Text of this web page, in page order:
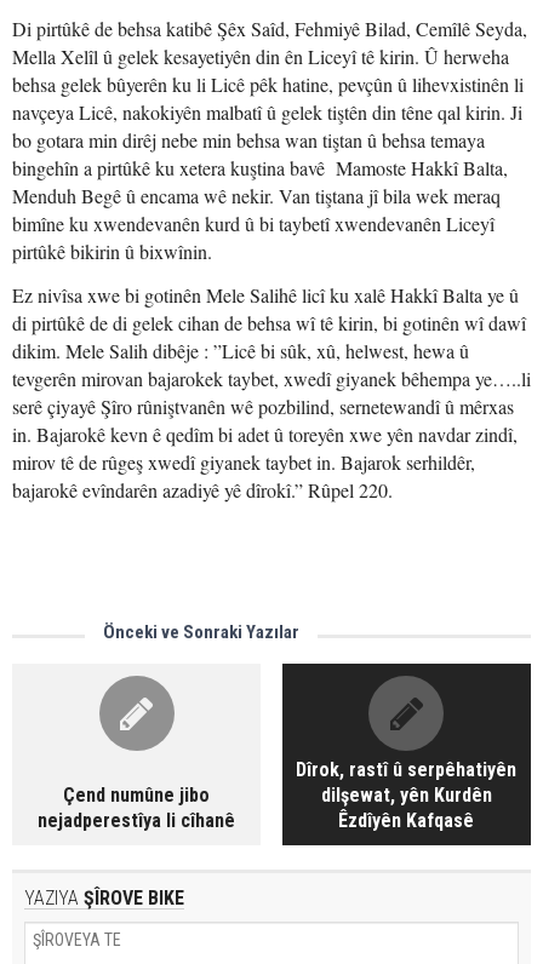
Di pirtûkê de behsa katibê Şêx Saîd, Fehmiyê Bilad, Cemîlê Seyda,
Mella Xelîl û gelek kesayetiyên din ên Liceyî tê kirin. Û herweha
behsa gelek bûyerên ku li Licê pêk hatine, pevçûn û lihevxistinên li
navçeya Licê, nakokiyên malbatî û gelek tiştên din têne qal kirin. Ji
bo gotara min dirêj nebe min behsa wan tiştan û behsa temaya
bingehîn a pirtûkê ku xetera kuştina bavê Mamoste Hakkî Balta,
Menduh Begê û encama wê nekir. Van tiştana jî bila wek meraq
bimîne ku xwendevanên kurd û bi taybetî xwendevanên Liceyî
pirtûkê bikirin û bixwînin.
Ez nivîsa xwe bi gotinên Mele Salihê licî ku xalê Hakkî Balta ye û
di pirtûkê de di gelek cihan de behsa wî tê kirin, bi gotinên wî dawî
dikim. Mele Salih dibêje : ”Licê bi sûk, xû, helwest, hewa û
tevgerên mirovan bajarokek taybet, xwedî giyanek bêhempa ye…..li
serê çiyayê Şîro rûniştvanên wê pozbilind, sernetewandî û mêrxas
in. Bajarokê kevn ê qedîm bi adet û toreyên xwe yên navdar zindî,
mirov tê de rûgeş xwedî giyanek taybet in. Bajarok serhildêr,
bajarokê evîndarên azadiyê yê dîrokî.” Rûpel 220.
Önceki ve Sonraki Yazılar
Çend numûne jibo
nejadperestîya li cîhanê
Dîrok, rastî û serpêhatiyên
dilşewat, yên Kurdên
Êzdîyên Kafqasê
YAZIYA ŞÎROVE BIKE